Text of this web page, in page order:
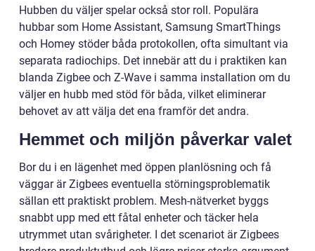
Hubben du väljer spelar också stor roll. Populära
hubbar som Home Assistant, Samsung SmartThings
och Homey stöder båda protokollen, ofta simultant via
separata radiochips. Det innebär att du i praktiken kan
blanda Zigbee och Z-Wave i samma installation om du
väljer en hubb med stöd för båda, vilket eliminerar
behovet av att välja det ena framför det andra.
Hemmet och miljön påverkar valet
Bor du i en lägenhet med öppen planlösning och få
väggar är Zigbees eventuella störningsproblematik
sällan ett praktiskt problem. Mesh-nätverket byggs
snabbt upp med ett fåtal enheter och täcker hela
utrymmet utan svårigheter. I det scenariot är Zigbees